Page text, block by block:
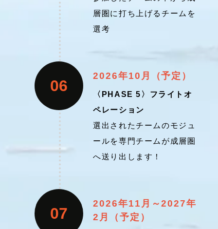
層圏に打ち上げるチームを
選考
06
2026年10月（予定）
〈PHASE 5〉フライトオ
ペレーション
選出されたチームのモジュ
ールを専門チームが成層圏
へ送り出します！
07
2026年11月～2027年
2月（予定）